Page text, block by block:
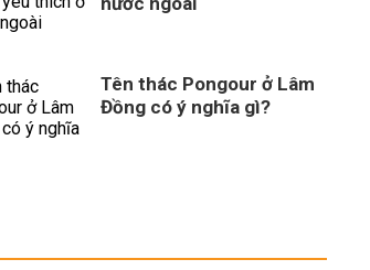
Tên thác Pongour ở Lâm
Đồng có ý nghĩa gì?